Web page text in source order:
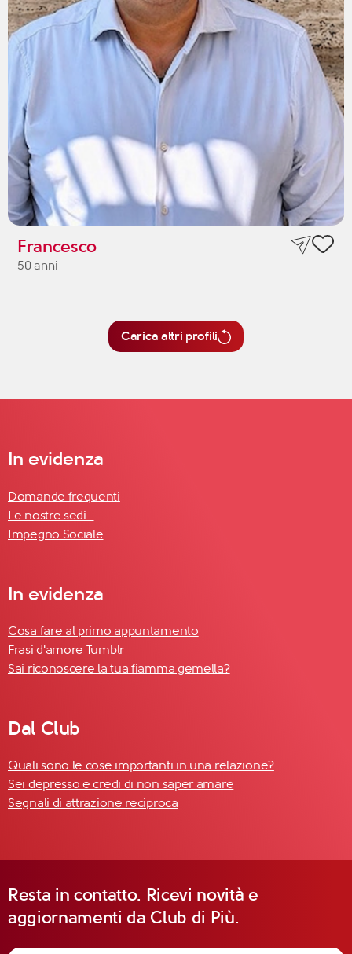
Francesco
50 anni
Carica altri profili
In evidenza
Domande frequenti
Le nostre sedi
Impegno Sociale
In evidenza
Cosa fare al primo appuntamento
Frasi d'amore Tumblr
Sai riconoscere la tua fiamma gemella?
Dal Club
Quali sono le cose importanti in una relazione?
Sei depresso e credi di non saper amare
Segnali di attrazione reciproca
Resta in contatto. Ricevi novità e
aggiornamenti da Club di Più.